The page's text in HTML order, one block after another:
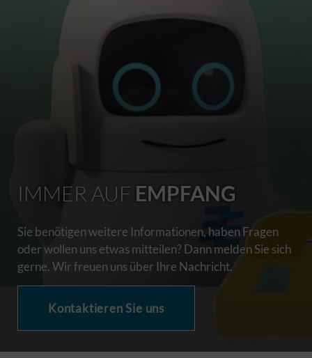
IMMER AUF EMPFANG
Sie benötigen weitere Informationen, haben Fragen
oder wollen uns etwas mitteilen? Dann melden Sie sich
gerne. Wir freuen uns über Ihre Nachricht.
Kontaktieren Sie uns